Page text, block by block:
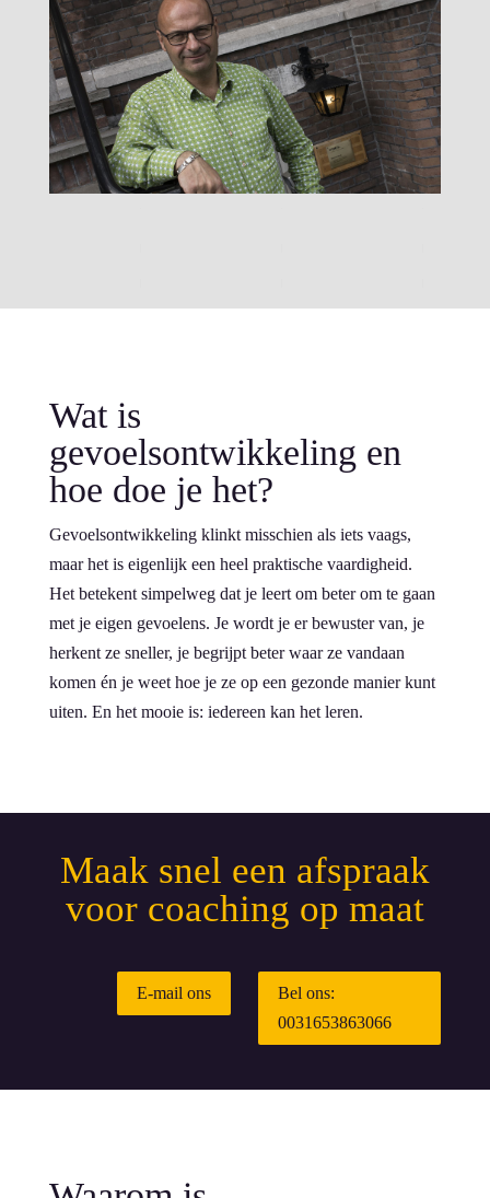
Wat is
gevoelsontwikkeling en
hoe doe je het?
Gevoelsontwikkeling klinkt misschien als iets vaags,
maar het is eigenlijk een heel praktische vaardigheid.
Het betekent simpelweg dat je leert om beter om te gaan
met je eigen gevoelens. Je wordt je er bewuster van, je
herkent ze sneller, je begrijpt beter waar ze vandaan
komen én je weet hoe je ze op een gezonde manier kunt
uiten. En het mooie is: iedereen kan het leren.
Maak snel een afspraak
voor coaching op maat
E-mail ons
Bel ons:
0031653863066